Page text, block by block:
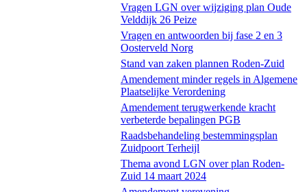
Vragen LGN over wijziging plan Oude
Velddijk 26 Peize
Vragen en antwoorden bij fase 2 en 3
Oosterveld Norg
Stand van zaken plannen Roden-Zuid
Amendement minder regels in Algemene
Plaatselijke Verordening
Amendement terugwerkende kracht
verbeterde bepalingen PGB
Raadsbehandeling bestemmingsplan
Zuidpoort Terheijl
Thema avond LGN over plan Roden-
Zuid 14 maart 2024